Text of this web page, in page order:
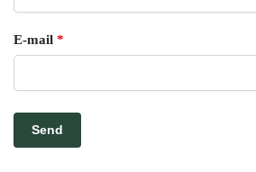
E-mail *